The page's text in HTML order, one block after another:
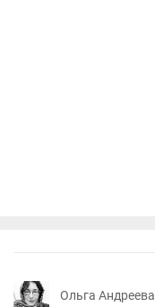
Ольга Андреева